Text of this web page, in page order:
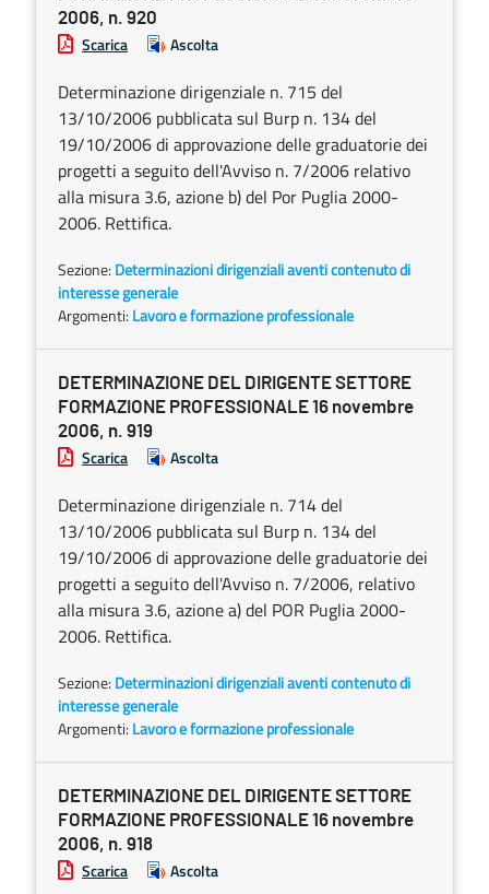
2006, n. 920
Scarica Ascolta
Determinazione dirigenziale n. 715 del
13/10/2006 pubblicata sul Burp n. 134 del
19/10/2006 di approvazione delle graduatorie dei
progetti a seguito dell'Avviso n. 7/2006 relativo
alla misura 3.6, azione b) del Por Puglia 2000-
2006. Rettifica.
Sezione: Determinazioni dirigenziali aventi contenuto di
interesse generale
Argomenti: Lavoro e formazione professionale
DETERMINAZIONE DEL DIRIGENTE SETTORE
FORMAZIONE PROFESSIONALE 16 novembre
2006, n. 919
Scarica Ascolta
Determinazione dirigenziale n. 714 del
13/10/2006 pubblicata sul Burp n. 134 del
19/10/2006 di approvazione delle graduatorie dei
progetti a seguito dell'Avviso n. 7/2006, relativo
alla misura 3.6, azione a) del POR Puglia 2000-
2006. Rettifica.
Sezione: Determinazioni dirigenziali aventi contenuto di
interesse generale
Argomenti: Lavoro e formazione professionale
DETERMINAZIONE DEL DIRIGENTE SETTORE
FORMAZIONE PROFESSIONALE 16 novembre
2006, n. 918
Scarica Ascolta